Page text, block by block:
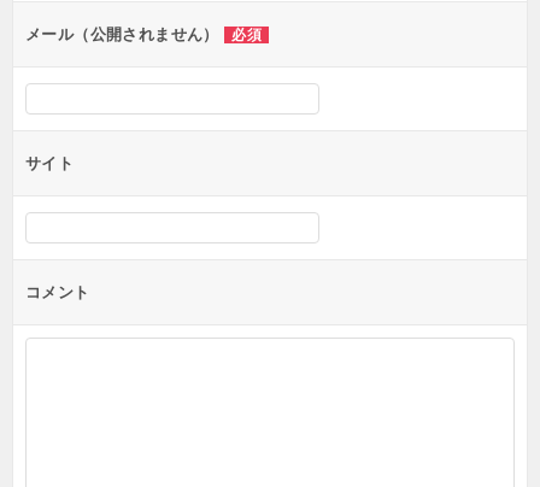
メール（公開されません） 必須
サイト
コメント